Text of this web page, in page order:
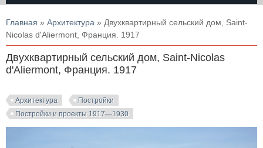
Вы здесь
Главная » Архитектура » Двухквартирный сельский дом, Saint-
Nicolas d'Aliermont, Франция. 1917
Двухквартирный сельский дом, Saint-Nicolas
d'Aliermont, Франция. 1917
Архитектура
Постройки
Постройки и проекты 1917—1930